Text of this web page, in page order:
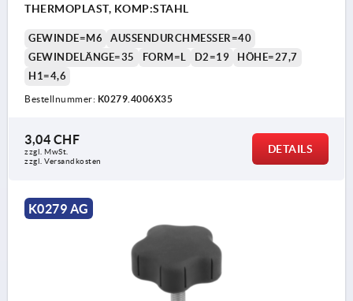
THERMOPLAST, KOMP:STAHL
GEWINDE=M6
AUSSENDURCHMESSER=40
GEWINDELÄNGE=35
FORM=L D2=19
HÖHE=27,7
H1=4,6
Bestellnummer: K0279.4006X35
3,04 CHF
zzgl. MwSt.
zzgl. Versandkosten
DETAILS
K0279 AG